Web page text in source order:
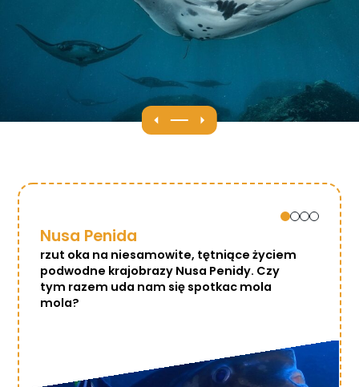
Nusa Penida
rzut oka na niesamowite, tętniące życiem
podwodne krajobrazy Nusa Penidy. Czy
tym razem uda nam się spotkac mola
mola?